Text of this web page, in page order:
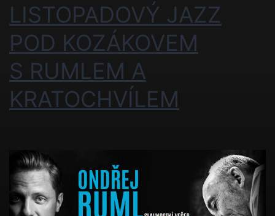
LISTOPADOVÝ JAZZ
POD KOZÁKOVEM
S RUMLEM A
KRATOCHVÍLEM